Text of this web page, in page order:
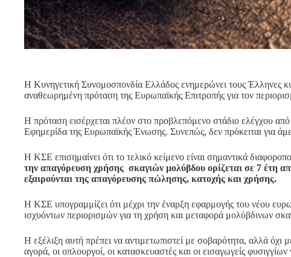
Η Κυνηγετική Συνομοσπονδία Ελλάδος ενημερώνει τους Έλληνες
αναθεωρημένη πρόταση της Ευρωπαϊκής Επιτροπής για τον
Η πρόταση εισέρχεται πλέον στο προβλεπόμενο στάδιο ελέγχου
Εφημερίδα της Ευρωπαϊκής Ένωσης. Συνεπώς, δεν πρόκειται για
Η ΚΣΕ επισημαίνει ότι το τελικό κείμενο είναι σημαντικά
την απαγόρευση χρήσης σκαγιών μολύβδου ορίζεται σε 7 έτη
εξαιρούνται της απαγόρευσης πώλησης, κατοχής και χρήσης.
Η ΚΣΕ υπογραμμίζει ότι μέχρι την έναρξη εφαρμογής του νέου
ισχυόντων περιορισμών για τη χρήση και μεταφορά μολύβδινων
Η εξέλιξη αυτή πρέπει να αντιμετωπιστεί με σοβαρότητα, αλλά όχι
αγορά, οι οπλουργοί, οι κατασκευαστές και οι εισαγωγείς